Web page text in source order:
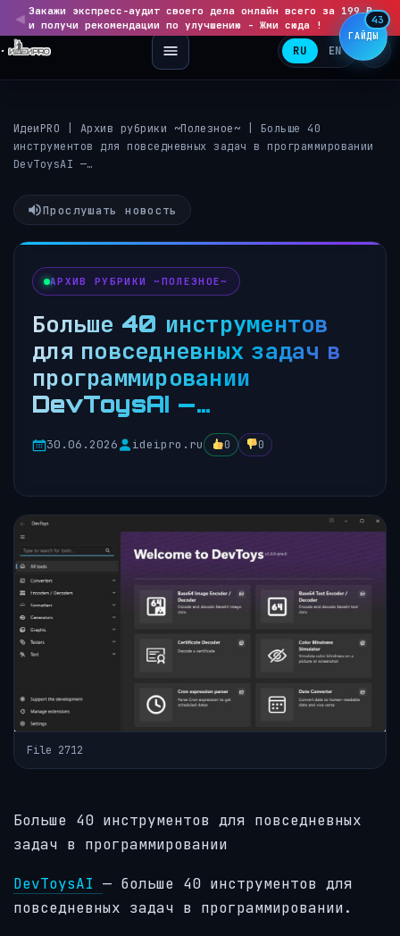
◀
Закажи экспресс-аудит своего дела онлайн всего за 199 ₽
и получи рекомендации по улучшению - Жми сюда !
▶
RU EN
ИдеиPRO Архив рубрики ~Полезное~
Больше 40
инструментов для повседневных задач в программировании
DevToysAI —…
Прослушать новость
АРХИВ РУБРИКИ ~ПОЛЕЗНОЕ~
Больше 40 инструментов
для повседневных задач в
программировании
DevToysAI —…
30.06.2026 ideipro.ru 0 0
File 2712
Больше 40 инструментов для повседневных
задач в программировании
DevToysAI — больше 40 инструментов для
повседневных задач в программировании.
ГАЙДЫ
43